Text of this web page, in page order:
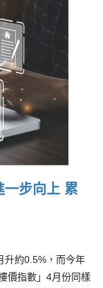
一步向上 累
升約0.5%，而今年
價指數」4月份同樣